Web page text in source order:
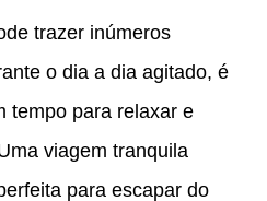
trazer inúmeros
o dia a dia agitado, é
tempo para relaxar e
viagem tranquila
para escapar do